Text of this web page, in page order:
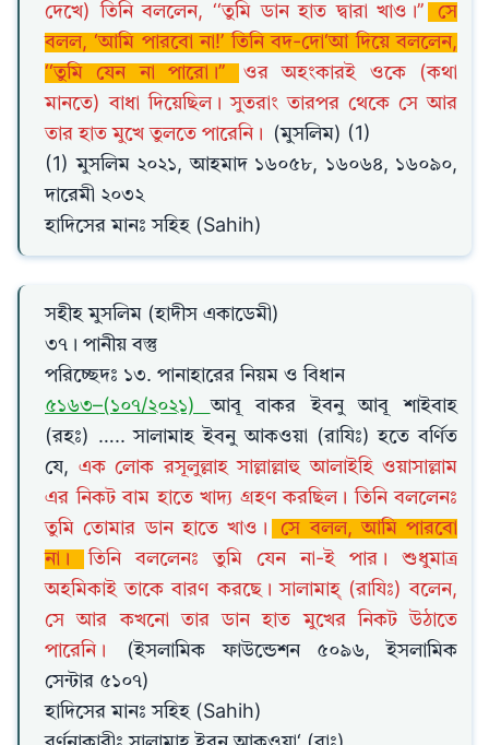
দেখে) তিনি বললেন, ‘‘তুমি ডান হাত দ্বারা খাও।’’
সে
বলল, ‘আমি পারবো না!’ তিনি বদ-দো‘আ দিয়ে বললেন,
‘‘তুমি যেন না পারো।’’
ওর অহংকারই ওকে (কথা
মানতে) বাধা দিয়েছিল। সুতরাং তারপর থেকে সে আর
তার হাত মুখে তুলতে পারেনি।
(মুসলিম) (1)
(1) মুসলিম ২০২১, আহমাদ ১৬০৫৮, ১৬০৬৪, ১৬০৯০,
দারেমী ২০৩২
হাদিসের মানঃ সহিহ (Sahih)
সহীহ মুসলিম (হাদীস একাডেমী)
৩৭। পানীয় বস্তু
পরিচ্ছেদঃ ১৩. পানাহারের নিয়ম ও বিধান
৫১৬৩–(১০৭/২০২১)আবূ বাকর ইবনু আবূ শাইবাহ
(রহঃ) ….. সালামাহ ইবনু আকওয়া (রাযিঃ) হতে বর্ণিত
যে, এক লোক রসূলুল্লাহ সাল্লাল্লাহু আলাইহি ওয়াসাল্লাম
এর নিকট বাম হাতে খাদ্য গ্রহণ করছিল। তিনি বললেনঃ
তুমি তোমার ডান হাতে খাও।
সে বলল, আমি পারবো
না।
তিনি বললেনঃ তুমি যেন না-ই পার। শুধুমাত্র
অহমিকাই তাকে বারণ করছে। সালামাহ্ (রাযিঃ) বলেন,
সে আর কখনো তার ডান হাত মুখের নিকট উঠাতে
পারেনি।
(ইসলামিক ফাউন্ডেশন ৫০৯৬, ইসলামিক
সেন্টার ৫১০৭)
হাদিসের মানঃ সহিহ (Sahih)